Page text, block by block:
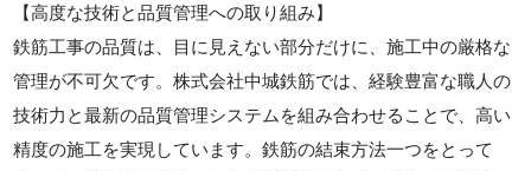
【高度な技術と品質管理への取り組み】
鉄筋工事の品質は、目に見えない部分だけに、施工中の厳格な
管理が不可欠です。株式会社中城鉄筋では、経験豊富な職人の
技術力と最新の品質管理システムを組み合わせることで、高い
精度の施工を実現しています。鉄筋の結束方法一つをとって